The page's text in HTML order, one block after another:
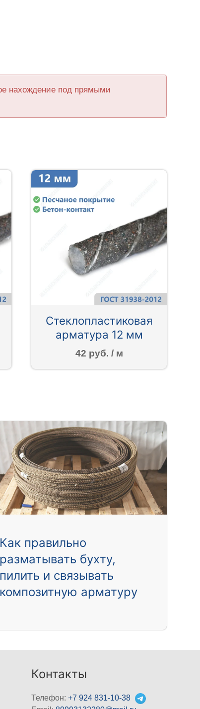
нахождение под прямыми
Стеклопластиковая
арматура 12 мм
42 руб. / м
Как правильно
разматывать бухту,
пилить и связывать
композитную арматуру
Контакты
Телефон:+7 924 831-10-38